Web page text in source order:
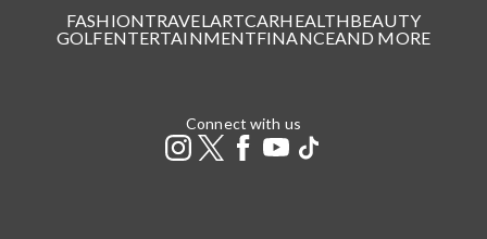
FASHIONTRAVELARTCARHEALTHBEAUTY
GOLFENTERTAINMENTFINANCEAND MORE
Connect with us